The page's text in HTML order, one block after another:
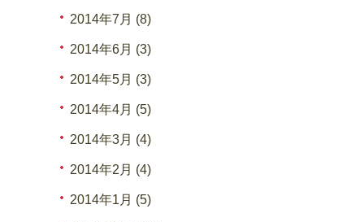
2014年7月 (8)
2014年6月 (3)
2014年5月 (3)
2014年4月 (5)
2014年3月 (4)
2014年2月 (4)
2014年1月 (5)